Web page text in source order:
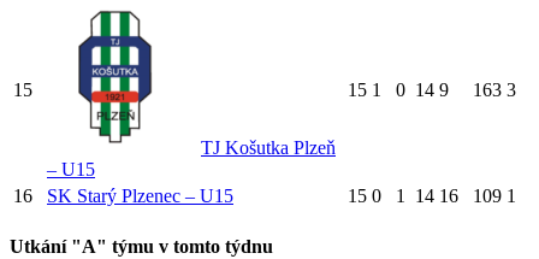
15
TJ Košutka Plzeň
– U15
15 1 0 14 9 163 3
16 SK Starý Plzenec – U15 15 0 1 14 16 109 1
Utkání "A" týmu v tomto týdnu